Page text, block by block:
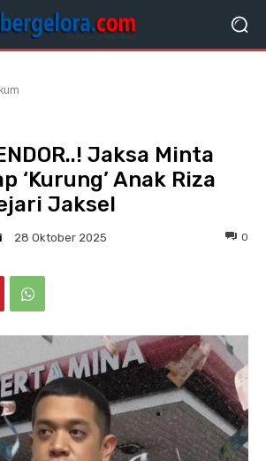
Jaksa Minta
‘Kurung’ Anak Riza
Jaksel
28 Oktober 2025 0